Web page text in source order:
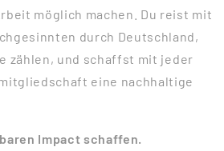
möglich machen. Du reist mit
durch Deutschland,
zählen, und schaffst mit jeder
eine nachhaltige
Impact schaffen.